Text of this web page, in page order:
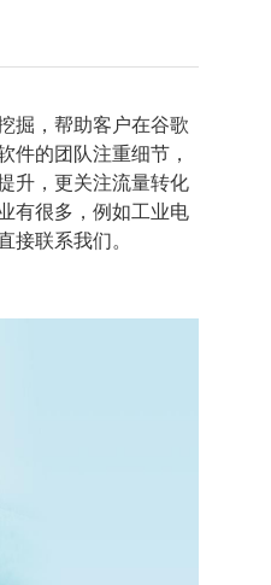
掘，帮助客户在谷歌
件的团队注重细节，
升，更关注流量转化
有很多，例如工业电
联系我们。